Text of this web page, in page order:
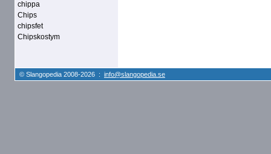
chippa
Chips
chipsfet
Chipskostym
© Slangopedia 2008-2026 : info@slangopedia.se